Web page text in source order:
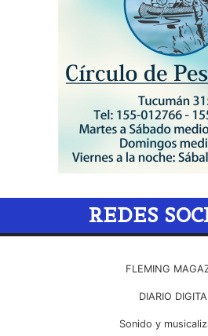
REDES
FLEMING
DIARIO
Sonido y